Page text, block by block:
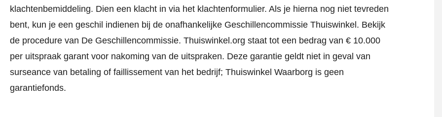
klachtenbemiddeling. Dien een klacht in via het klachtenformulier. Als je hierna nog niet tevreden
bent, kun je een geschil indienen bij de onafhankelijke Geschillencommissie Thuiswinkel. Bekijk
de procedure van De Geschillencommissie. Thuiswinkel.org staat tot een bedrag van € 10.000
per uitspraak garant voor nakoming van de uitspraken. Deze garantie geldt niet in geval van
surseance van betaling of faillissement van het bedrijf; Thuiswinkel Waarborg is geen
garantiefonds.